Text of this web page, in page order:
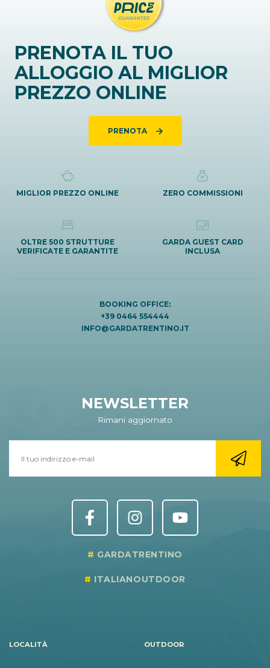
PRENOTA IL TUO
ALLOGGIO AL MIGLIOR
PREZZO ONLINE
PRENOTA
MIGLIOR PREZZO ONLINE ZERO COMMISSIONI
OLTRE 500 STRUTTURE
VERIFICATE E GARANTITE
GARDA GUEST CARD
INCLUSA
BOOKING OFFICE:
+39 0464 554444
INFO@GARDATRENTINO.IT
NEWSLETTER
Rimani aggiornato
GARDATRENTINO
ITALIANOUTDOOR
LOCALITÀ OUTDOOR